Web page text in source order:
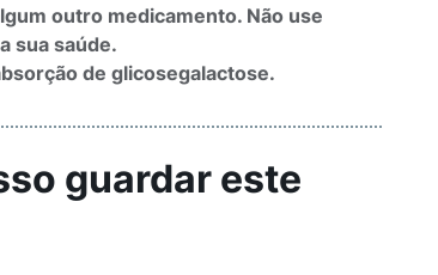
outro medicamento. Não use
sua saúde.
de glicosegalactose.
guardar este